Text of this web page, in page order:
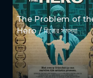
The Problem of
Hero / হিরোর সমস্যা